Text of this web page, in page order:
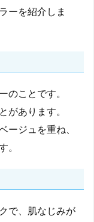
ーを紹介しま
のことです。
があります。
ージュを重ね、
。
で、肌なじみが